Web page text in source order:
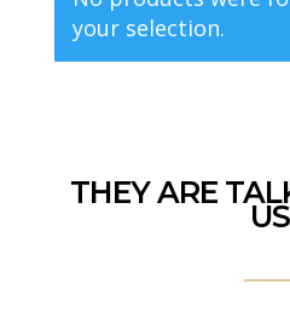
your selection.
THEY ARE
US